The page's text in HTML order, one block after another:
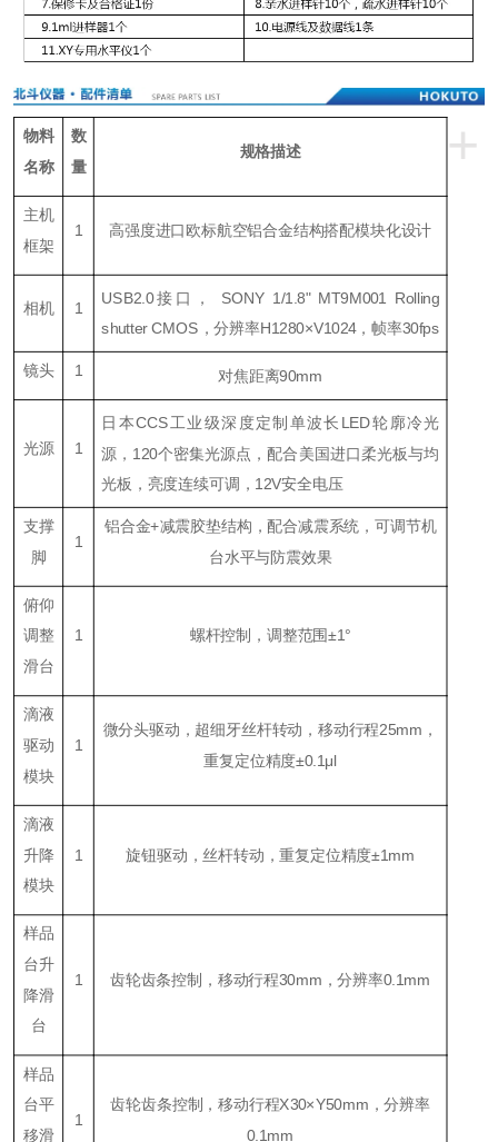
+
物料
名称
数
量
规格描述
主机
框架
1 高强度进口欧标航空铝合金结构搭配模块化设计
相机 1
USB2.0接口， SONY 1/1.8" MT9M001 Rolling
shutter CMOS ，分辨率H1280×V1024，帧率30fps
镜头 1 对焦距离90mm
光源 1
日本CCS工业级深度定制单波长LED轮廓冷光
源，120个密集光源点，配合美国进口柔光板与均
光板，亮度连续可调， 12V安全电压
支撑
脚
1
铝合金+减震胶垫结构，配合减震系统，可调节机
台水平与防震效果
俯仰
调整
滑台
1 螺杆控制，调整范围±1°
滴液
驱动
模块
1
微分头驱动，超细牙丝杆转动，移动行程25mm，
重复定位精度±0.1μl
滴液
升降
模块
1 旋钮驱动，丝杆转动，重复定位精度±1mm
样品
台升
降滑
台
1 齿轮齿条控制，移动行程30mm，分辨率0.1mm
样品
台平
移滑
1
齿轮齿条控制，移动行程X30×Y50mm，分辨率
0.1mm